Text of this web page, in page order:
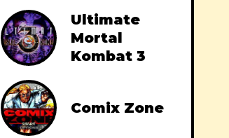
Ultimate
Mortal
Kombat 3
Comix Zone